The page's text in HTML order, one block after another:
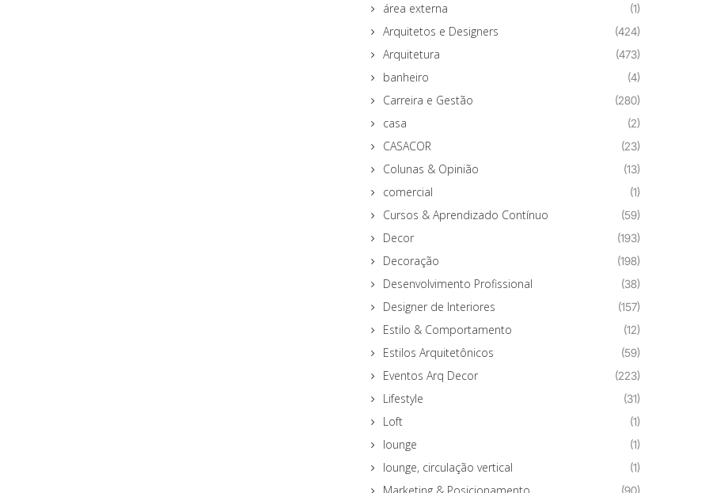
área externa (1)
Arquitetos e Designers (424)
Arquitetura (473)
banheiro (4)
Carreira e Gestão (280)
casa (2)
CASACOR (23)
Colunas & Opinião (13)
comercial (1)
Cursos & Aprendizado Contínuo (59)
Decor (193)
Decoração (198)
Desenvolvimento Profissional (38)
Designer de Interiores (157)
Estilo & Comportamento (12)
Estilos Arquitetônicos (59)
Eventos Arq Decor (223)
Lifestyle (31)
Loft (1)
lounge (1)
lounge, circulação vertical (1)
(90)